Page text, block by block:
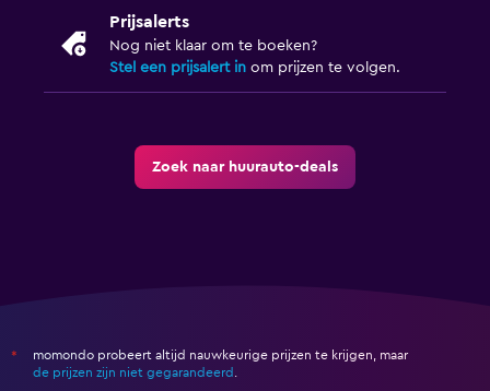
Prijsalerts
Nog niet klaar om te boeken?
Stel een prijsalert in om prijzen te volgen.
Zoek naar huurauto-deals
*
momondo probeert altijd nauwkeurige prijzen te krijgen, maar
de prijzen zijn niet gegarandeerd .